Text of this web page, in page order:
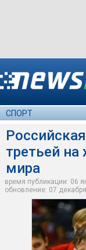
СПОРТ
третьей
мира
время публикации: 06
обновление: 07